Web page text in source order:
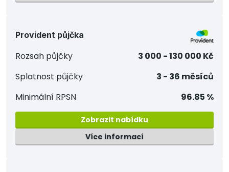
Provident půjčka
Rozsah půjčky
3 000 - 130 000 Kč
Splatnost půjčky
3 - 36 měsíců
Minimální RPSN
96.85 %
Zobrazit nabídku
Více informací